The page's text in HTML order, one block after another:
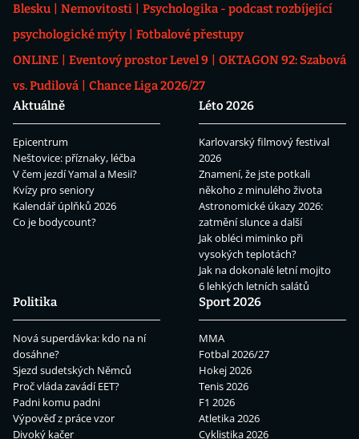
Blesku
Nemovitosti
Psychologika - podcast rozbíjející
psychologické mýty
Fotbalové přestupy
ONLINE
Eventový prostor Level 9
OKTAGON 92: Szabová
vs. Pudilová
Chance Liga 2026/27
Aktuálně
Epicentrum
Neštovice: příznaky, léčba
V čem jezdí Yamal a Mesii?
Kvízy pro seniory
Kalendář úplňků 2026
Co je bodycount?
Léto 2026
Karlovarský filmový festival
2026
Znamení, že jste potkali
někoho z minulého života
Astronomické úkazy 2026:
zatmění slunce a další
Jak obléci miminko při
vysokých teplotách?
Jak na dokonalé letní mojito
6 lehkých letních salátů
Politika
Nová superdávka: kdo na ní
dosáhne?
Sjezd sudetských Němců
Proč vláda zavádí EET?
Padni komu padni
Výpověď z práce vzor
Divoký kačer
Sport 2026
MMA
Fotbal 2026/27
Hokej 2026
Tenis 2026
F1 2026
Atletika 2026
Cyklistika 2026